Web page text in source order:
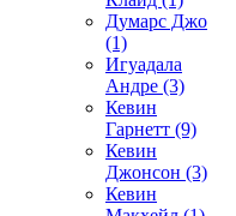
Думарс Джо
(1)
Игуадала
Андре (3)
Кевин
Гарнетт (9)
Кевин
Джонсон (3)
Кевин